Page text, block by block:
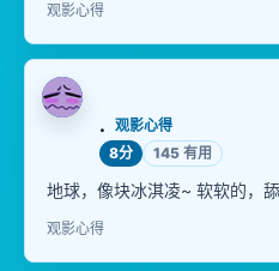
观影心得
. 观影心得
8分
145 有用
地球，像块冰淇凌~ 软软的，
观影心得